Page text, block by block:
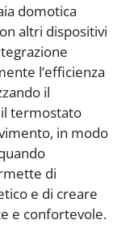
domotica
altri dispositivi
l’efficienza
il
termostato
in modo
di
e di creare
e confortevole.